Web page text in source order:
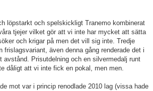
löpstarkt och spelskickligt Tranemo kombinerat
tjejer vilket gör att vi inte har mycket att sätta
och krigar på men det vill sig inte. Tredje
frislagsvariant, även denna gång renderade det i
avstånd. Prisutdelning och en silvermedalj runt
dåligt att vi inte fick en pokal, men men.
mot var i princip renodlade 2010 lag (vissa hade